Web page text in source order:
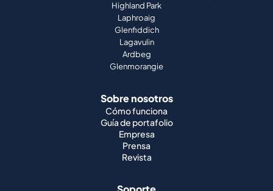
Highland Park
Laphroaig
Glenfiddich
Lagavulin
Ardbeg
Glenmorangie
Sobre nosotros
Cómo funciona
Guía de portafolio
Empresa
Prensa
Revista